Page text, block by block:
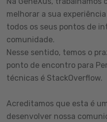
melhorar a sua
todos os seus pontos de
comunidade.
Nesse sentido, temos o
ponto de encontro para
técnicas é StackOverflow.
Acreditamos que esta é
desenvolver nossa